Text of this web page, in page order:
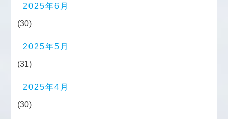
2025年6月
(30)
2025年5月
(31)
2025年4月
(30)